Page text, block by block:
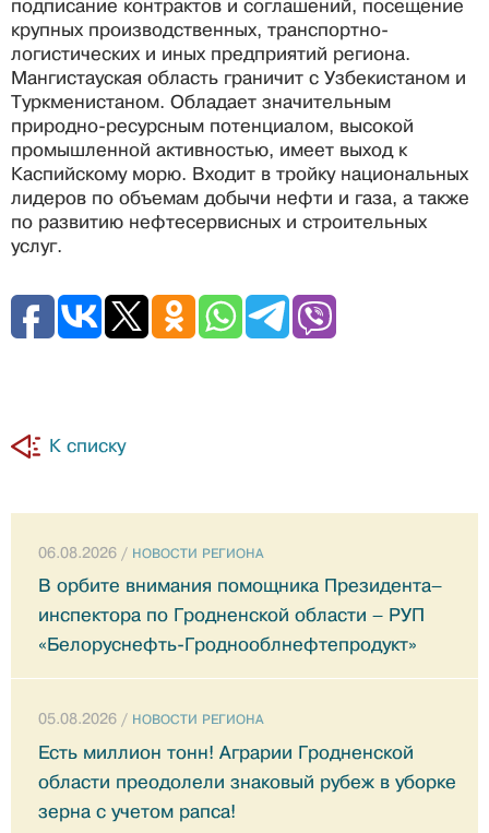
подписание контрактов и соглашений, посещение
крупных производственных, транспортно-
логистических и иных предприятий региона.
Мангистауская область граничит с Узбекистаном и
Туркменистаном. Обладает значительным
природно-ресурсным потенциалом, высокой
промышленной активностью, имеет выход к
Каспийскому морю. Входит в тройку национальных
лидеров по объемам добычи нефти и газа, а также
по развитию нефтесервисных и строительных
услуг.
К списку
06.08.2026 / НОВОСТИ РЕГИОНА
В орбите внимания помощника Президента–
инспектора по Гродненской области – РУП
«Белоруснефть-Гроднооблнефтепродукт»
05.08.2026 / НОВОСТИ РЕГИОНА
Есть миллион тонн! Аграрии Гродненской
области преодолели знаковый рубеж в уборке
зерна с учетом рапса!